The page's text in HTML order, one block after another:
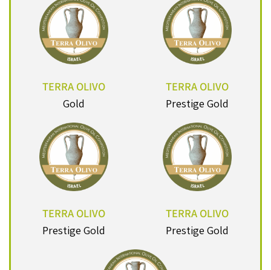
TERRA OLIVO
Prestige Gold
TERRA OLIVO
Gold
TERRA OLIVO
Prestige Gold
TERRA OLIVO
Prestige Gold